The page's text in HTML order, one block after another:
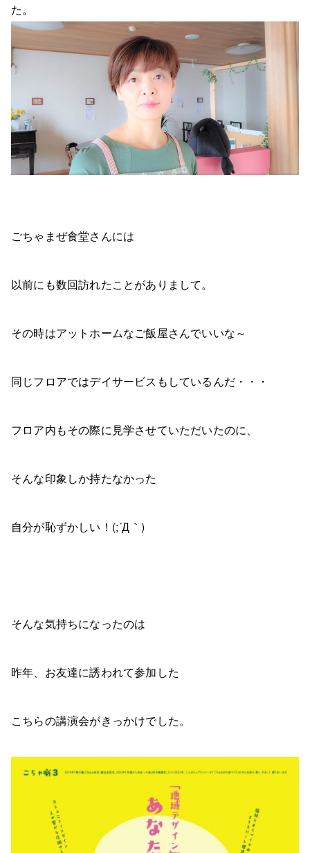
た。
ごちゃまぜ食堂さんには
以前にも数回訪れたことがありまして。
その時はアットホームなご飯屋さんでいいな～
同じフロアではデイサービスもしているんだ・・・
フロア内もその際に見学させていただいたのに、
そんな印象しか持たなかった
自分が恥ずかしい！(;´Д｀)
そんな気持ちになったのは
昨年、お友達に誘われて参加した
こちらの講演会がきっかけでした。